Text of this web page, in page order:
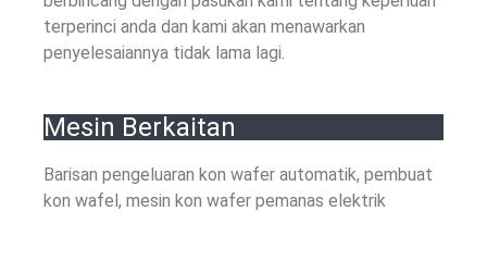
terperinci anda dan kami akan menawarkan
penyelesaiannya tidak lama lagi.
Mesin Berkaitan
Barisan pengeluaran kon wafer automatik, pembuat
kon wafel, mesin kon wafer pemanas elektrik